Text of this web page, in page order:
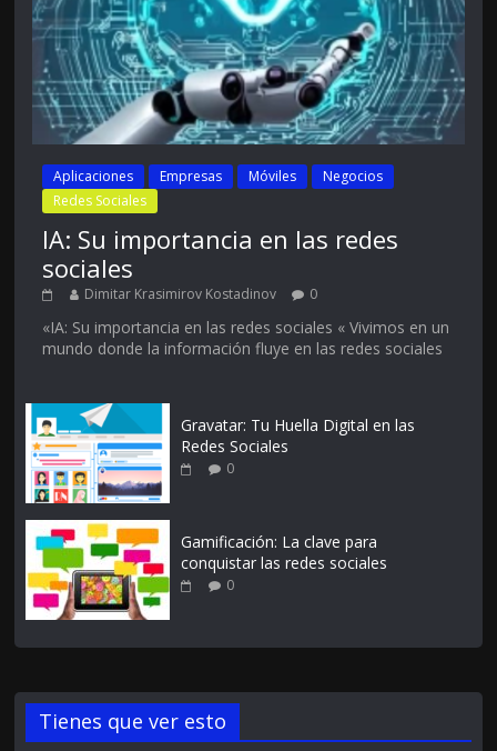
Aplicaciones Empresas Móviles
Negocios
Redes Sociales
IA: Su importancia en las redes
sociales
Dimitar Krasimirov Kostadinov 0
«IA: Su importancia en las redes sociales « Vivimos en un
mundo donde la información fluye en las redes sociales
Gravatar: Tu Huella Digital en las
Redes Sociales
0
Gamificación: La clave para
conquistar las redes sociales
0
Tienes que ver esto